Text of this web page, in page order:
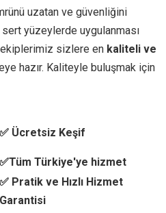
uzatan ve güvenliğini
yüzeylerde uygulanması
ekiplerimiz sizlere en kaliteli ve
hazır. Kaliteyle buluşmak için
✅ Ücretsiz Keşif
✅Tüm Türkiye'ye hizmet
✅ Pratik ve Hızlı Hizmet
Garantisi